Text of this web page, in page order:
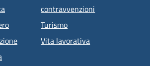
contravvenzioni
Turismo
Vita lavorativa